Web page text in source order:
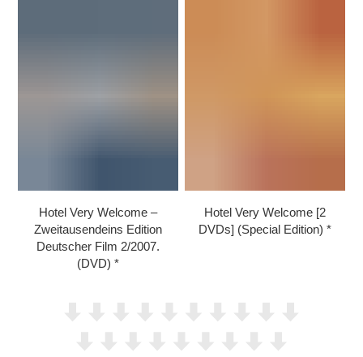
Hotel Very Welcome –
Zweitausendeins Edition
Deutscher Film 2/​2007.
(DVD)
Hotel Very Welcome [2
DVDs] (Special Edition)